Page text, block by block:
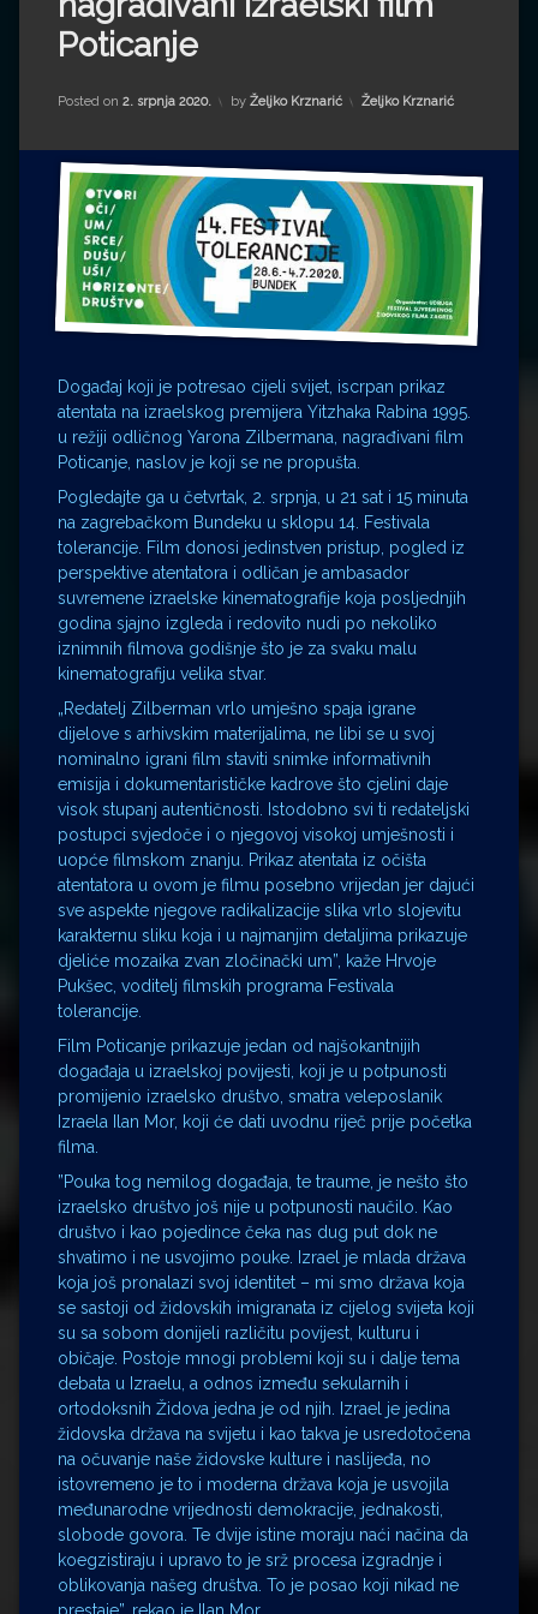
Impressum
Milenko Strižak
Drugi autori
Drugi autori
Ljiljana Lekanić-Kljaić
Željko Krznarić
Mario Lovreković
Poticanje
Posted on 2. srpnja 2020. by Željko Krznarić Kategorije:
Željko Krznarić
Događaj koji je potresao cijeli svijet, iscrpan prikaz
atentata na izraelskog premijera Yitzhaka Rabina 1995.
u režiji odličnog Yarona Zilbermana, nagrađivani film
Poticanje, naslov je koji se ne propušta.
Pogledajte ga u četvrtak, 2. srpnja, u 21 sat i 15 minuta
na zagrebačkom Bundeku u sklopu 14. Festivala
tolerancije. Film donosi jedinstven pristup, pogled iz
perspektive atentatora i odličan je ambasador
suvremene izraelske kinematografije koja posljednjih
godina sjajno izgleda i redovito nudi po nekoliko
iznimnih filmova godišnje što je za svaku malu
kinematografiju velika stvar.
„Redatelj Zilberman vrlo umješno spaja igrane
dijelove s arhivskim materijalima, ne libi se u svoj
nominalno igrani film staviti snimke informativnih
emisija i dokumentarističke kadrove što cjelini daje
visok stupanj autentičnosti. Istodobno svi ti redateljski
postupci svjedoče i o njegovoj visokoj umješnosti i
uopće filmskom znanju. Prikaz atentata iz očišta
atentatora u ovom je filmu posebno vrijedan jer dajući
sve aspekte njegove radikalizacije slika vrlo slojevitu
karakternu sliku koja i u najmanjim detaljima prikazuje
djeliće mozaika zvan zločinački um”, kaže Hrvoje
Pukšec, voditelj filmskih programa Festivala
tolerancije.
Film Poticanje prikazuje jedan od najšokantnijih
događaja u izraelskoj povijesti, koji je u potpunosti
promijenio izraelsko društvo, smatra veleposlanik
Izraela Ilan Mor, koji će dati uvodnu riječ prije početka
filma.
”Pouka tog nemilog događaja, te traume, je nešto što
izraelsko društvo još nije u potpunosti naučilo. Kao
društvo i kao pojedince čeka nas dug put dok ne
shvatimo i ne usvojimo pouke. Izrael je mlada država
koja još pronalazi svoj identitet – mi smo država koja
se sastoji od židovskih imigranata iz cijelog svijeta koji
su sa sobom donijeli različitu povijest, kulturu i
običaje. Postoje mnogi problemi koji su i dalje tema
debata u Izraelu, a odnos između sekularnih i
ortodoksnih Židova jedna je od njih. Izrael je jedina
židovska država na svijetu i kao takva je usredotočena
na očuvanje naše židovske kulture i naslijeđa, no
istovremeno je to i moderna država koja je usvojila
međunarodne vrijednosti demokracije, jednakosti,
slobode govora. Te dvije istine moraju naći načina da
koegzistiraju i upravo to je srž procesa izgradnje i
oblikovanja našeg društva. To je posao koji nikad ne